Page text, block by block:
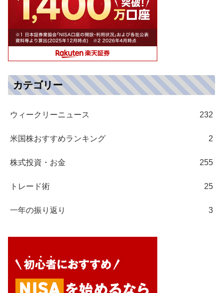
カテゴリー
ウィークリーニュース 232
米国株おすすめランキング 2
株式投資・お金 255
トレード術 25
一年の振り返り 3